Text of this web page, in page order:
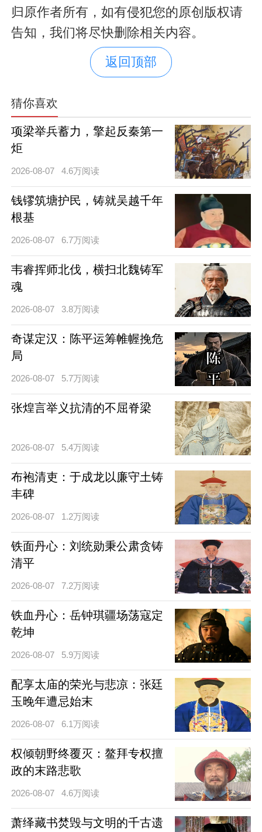
归原作者所有，如有侵犯您的原创版权请
告知，我们将尽快删除相关内容。
返回顶部
猜你喜欢
项梁举兵蓄力，擎起反秦第一
炬
2026-08-07 4.6万阅读
钱镠筑塘护民，铸就吴越千年
根基
2026-08-07 6.7万阅读
韦睿挥师北伐，横扫北魏铸军
魂
2026-08-07 3.8万阅读
奇谋定汉：陈平运筹帷幄挽危
局
2026-08-07 5.7万阅读
张煌言举义抗清的不屈脊梁
2026-08-07 5.4万阅读
布袍清吏：于成龙以廉守土铸
丰碑
2026-08-07 1.2万阅读
铁面丹心：刘统勋秉公肃贪铸
清平
2026-08-07 7.2万阅读
铁血丹心：岳钟琪疆场荡寇定
乾坤
2026-08-07 5.9万阅读
配享太庙的荣光与悲凉：张廷
玉晚年遭忌始末
2026-08-07 6.1万阅读
权倾朝野终覆灭：鳌拜专权擅
政的末路悲歌
2026-08-07 4.6万阅读
萧绎藏书焚毁与文明的千古遗